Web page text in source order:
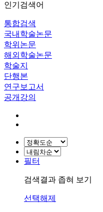
인기검색어
통합검색
국내학술논문
학위논문
해외학술논문
학술지
단행본
연구보고서
공개강의
필터
검색결과 좁혀 보기
선택해제